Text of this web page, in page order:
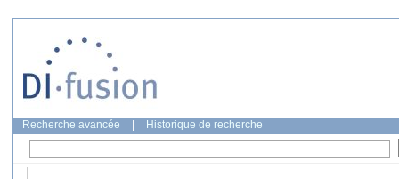
Recherche avancée Historique de recherche